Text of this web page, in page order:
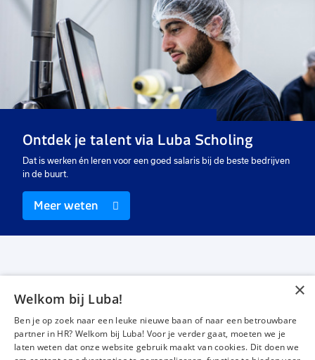
Voeg
favorieten
Voeg
toe
aan
favorieten
Groenvoorziening
medeweker
37 uur
€ 2560- € 3369 p.m.
Maaimachinist
37 uur
Uitzicht op vast
€ 2.608,26-€ 3369 p.m.
Ontdek je talent via Luba Scholing
Dat is werken én leren voor een goed salaris bij de beste bedrijven
in de buurt.
Meer weten
Werken bij Luba
Voor werkgevers
Mijn Luba
Contact
×
Welkom bij Luba!
Ben je op zoek naar een leuke nieuwe baan of naar een betrouwbare
partner in HR? Welkom bij Luba! Voor je verder gaat, moeten we je
laten weten dat onze website gebruik maakt van cookies. Dit doen we